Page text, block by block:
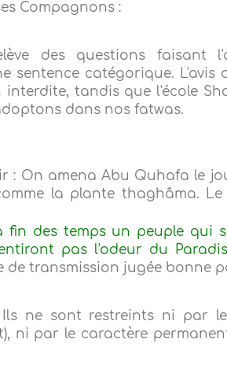
Compagnons :
des questions faisant
sentence catégorique. L'avis
tandis que l'école
dans nos fatwas.
: On amena Abu Quhafa le
la plante thaghâma. Le
fin des temps un peuple qui
pas l'odeur du
de transmission jugée bonne
ne sont restreints ni par
ni par le caractère